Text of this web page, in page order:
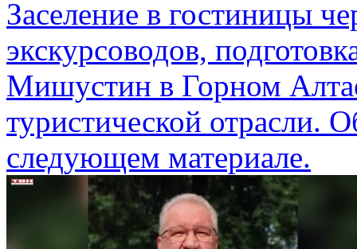
Заселение в гостиницы
экскурсоводов,
Мишустин в Горном
туристической отрасли.
следующем материале.